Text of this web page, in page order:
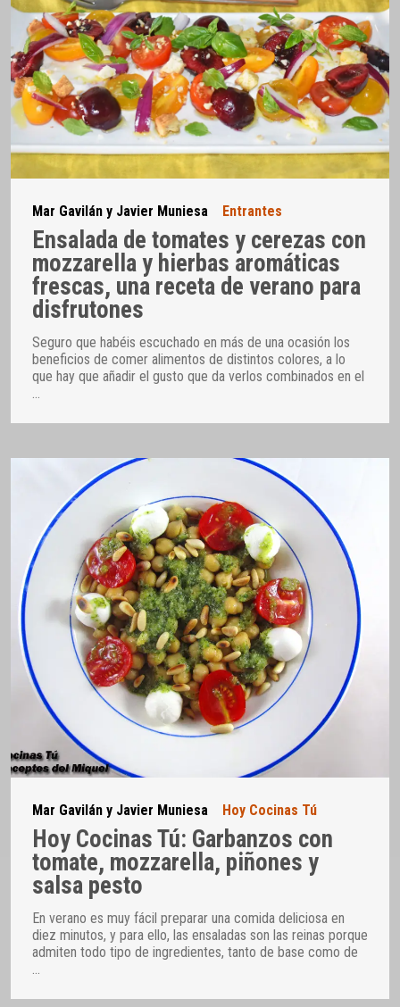
Mar Gavilán y Javier Muniesa Entrantes
Ensalada de tomates y cerezas con
mozzarella y hierbas aromáticas
frescas, una receta de verano para
disfrutones
Seguro que habéis escuchado en más de una ocasión los
beneficios de comer alimentos de distintos colores, a lo
que hay que añadir el gusto que da verlos combinados en el
…
Mar Gavilán y Javier Muniesa Hoy Cocinas Tú
Hoy Cocinas Tú: Garbanzos con
tomate, mozzarella, piñones y
salsa pesto
En verano es muy fácil preparar una comida deliciosa en
diez minutos, y para ello, las ensaladas son las reinas porque
admiten todo tipo de ingredientes, tanto de base como de
…